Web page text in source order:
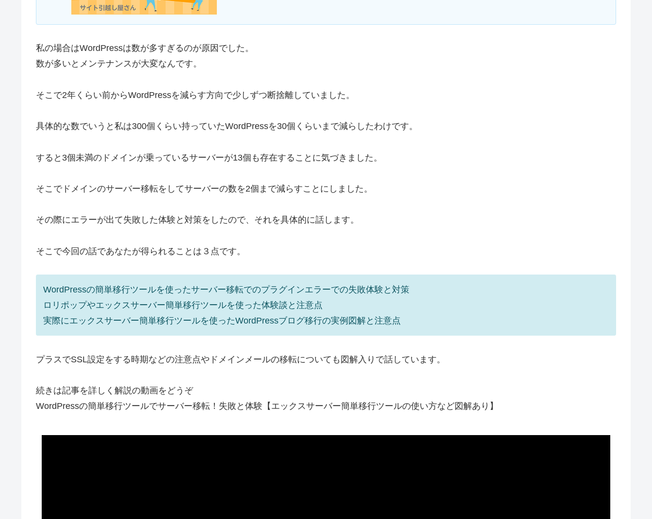
私の場合はWordPressは数が多すぎるのが原因でした。
数が多いとメンテナンスが大変なんです。
そこで2年くらい前からWordPressを減らす方向で少しずつ断捨離していました。
具体的な数でいうと私は300個くらい持っていたWordPressを30個くらいまで減らしたわけです。
すると3個未満のドメインが乗っているサーバーが13個も存在することに気づきました。
そこでドメインのサーバー移転をしてサーバーの数を2個まで減らすことにしました。
その際にエラーが出て失敗した体験と対策をしたので、それを具体的に話します。
そこで今回の話であなたが得られることは３点です。
WordPressの簡単移行ツールを使ったサーバー移転でのプラグインエラーでの失敗体験と対策
ロリポップやエックスサーバー簡単移行ツールを使った体験談と注意点
実際にエックスサーバー簡単移行ツールを使ったWordPressブログ移行の実例図解と注意点
プラスでSSL設定をする時期などの注意点やドメインメールの移転についても図解入りで話しています。
続きは記事を詳しく解説の動画をどうぞ
WordPressの簡単移行ツールでサーバー移転！失敗と体験【エックスサーバー簡単移行ツールの使い方など図解あり】